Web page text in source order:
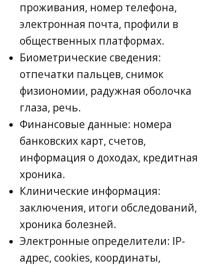
проживания, номер телефона,
электронная почта, профили в
общественных платформах.
Биометрические сведения:
отпечатки пальцев, снимок
физиономии, радужная оболочка
глаза, речь.
Финансовые данные: номера
банковских карт, счетов,
информация о доходах, кредитная
хроника.
Клинические информация:
заключения, итоги обследований,
хроника болезней.
Электронные определители: IP-
адрес, cookies, координаты,